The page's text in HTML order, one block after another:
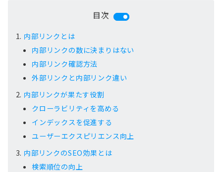
目次
内部リンクとは
内部リンクの数に決まりはない
内部リンク確認方法
外部リンクと内部リンク違い
内部リンクが果たす役割
クローラビリティを高める
インデックスを促進する
ユーザーエクスピリエンス向上
内部リンクのSEO効果とは
検索順位の向上